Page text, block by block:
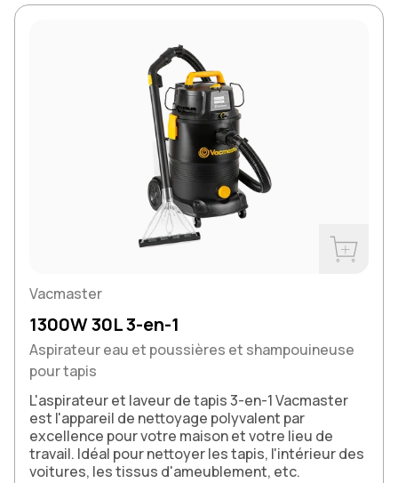
Vacmaster
1300W 30L 3-en-1
Aspirateur eau et poussières et shampouineuse
pour tapis
L'aspirateur et laveur de tapis 3-en-1 Vacmaster
est l'appareil de nettoyage polyvalent par
excellence pour votre maison et votre lieu de
travail. Idéal pour nettoyer les tapis, l'intérieur des
voitures, les tissus d'ameublement, etc.